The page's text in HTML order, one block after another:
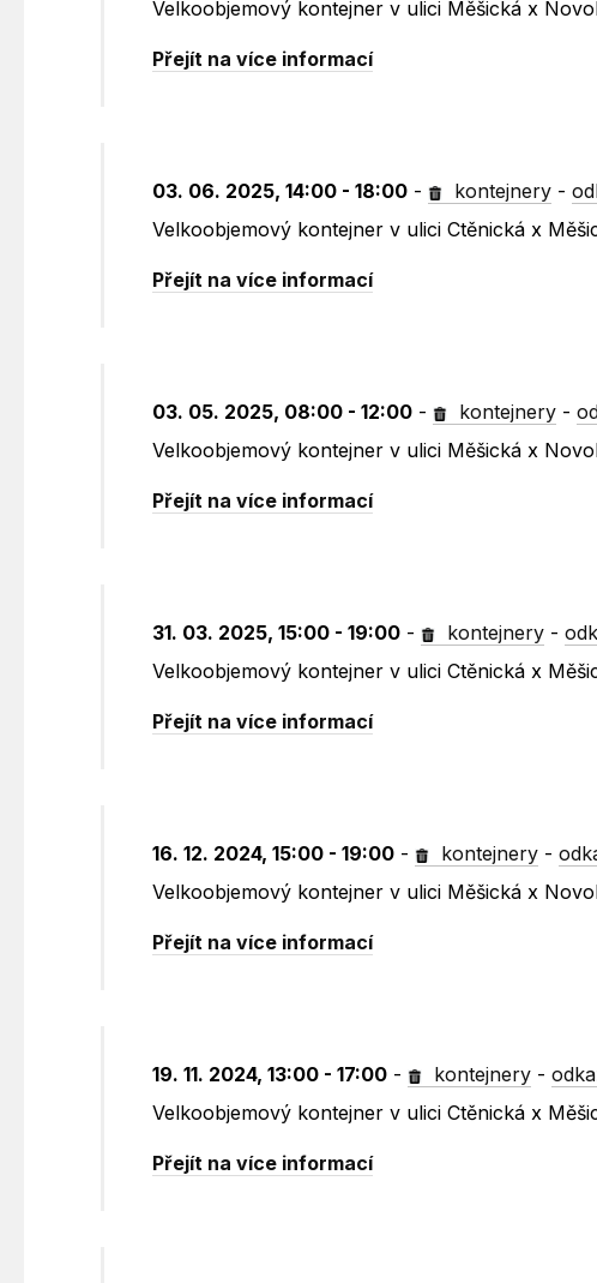
Velkoobjemový kontejner v ulici Měšická x
Přejít na více informací
03. 06. 2025, 14:00 - 18:00 - kontejnery -
Velkoobjemový kontejner v ulici Ctěnická x
Přejít na více informací
03. 05. 2025, 08:00 - 12:00 - kontejnery -
Velkoobjemový kontejner v ulici Měšická x
Přejít na více informací
31. 03. 2025, 15:00 - 19:00 - kontejnery -
Velkoobjemový kontejner v ulici Ctěnická x
Přejít na více informací
16. 12. 2024, 15:00 - 19:00 - kontejnery -
Velkoobjemový kontejner v ulici Měšická x
Přejít na více informací
19. 11. 2024, 13:00 - 17:00 - kontejnery -
Velkoobjemový kontejner v ulici Ctěnická x
Přejít na více informací